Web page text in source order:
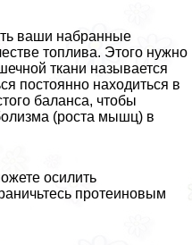
ваши набранные
топлива. Этого нужно
ткани называется
постоянно находиться в
баланса, чтобы
(роста мышц) в
осилить
протеиновым